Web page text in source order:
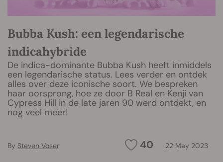
Bubba Kush: een legendarische
indicahybride
De indica-dominante Bubba Kush heeft inmiddels
een legendarische status. Lees verder en ontdek
alles over deze iconische soort. We bespreken
haar oorsprong, hoe ze door B Real en Kenji van
Cypress Hill in de late jaren 90 werd ontdekt, en
nog veel meer!
40 22 May 2023
By Steven Voser